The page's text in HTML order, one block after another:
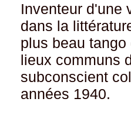
Inventeur d'une
dans la
plus beau
lieux communs
subconscient
années 1940.